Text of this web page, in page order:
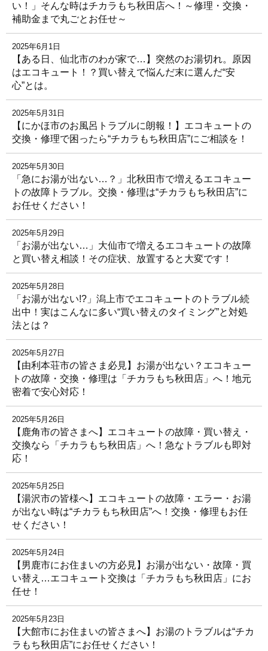
い！」そんな時はチカラもち秋田店へ！～修理・交換・
補助金まで丸ごとお任せ～
2025年6月1日
【ある日、仙北市のわが家で…】突然のお湯切れ。原因
はエコキュート！？買い替えで悩んだ末に選んだ“安
心”とは。
2025年5月31日
【にかほ市のお風呂トラブルに朗報！】エコキュートの
交換・修理で困ったら“チカラもち秋田店”にご相談を！
2025年5月30日
「急にお湯が出ない…？」北秋田市で増えるエコキュー
トの故障トラブル。交換・修理は“チカラもち秋田店”に
お任せください！
2025年5月29日
「お湯が出ない…」大仙市で増えるエコキュートの故障
と買い替え相談！その症状、放置すると大変です！
2025年5月28日
「お湯が出ない!?」潟上市でエコキュートのトラブル続
出中！実はこんなに多い“買い替えのタイミング”と対処
法とは？
2025年5月27日
【由利本荘市の皆さま必見】お湯が出ない？エコキュー
トの故障・交換・修理は「チカラもち秋田店」へ！地元
密着で安心対応！
2025年5月26日
【鹿角市の皆さまへ】エコキュートの故障・買い替え・
交換なら「チカラもち秋田店」へ！急なトラブルも即対
応！
2025年5月25日
【湯沢市の皆様へ】エコキュートの故障・エラー・お湯
が出ない時は“チカラもち秋田店”へ！交換・修理もお任
せください！
2025年5月24日
【男鹿市にお住まいの方必見】お湯が出ない・故障・買
い替え…エコキュート交換は「チカラもち秋田店」にお
任せ！
2025年5月23日
【大館市にお住まいの皆さまへ】お湯のトラブルは“チカ
ラもち秋田店”にお任せください！